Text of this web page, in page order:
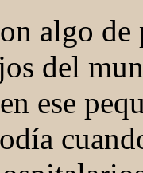
algo
del
ese